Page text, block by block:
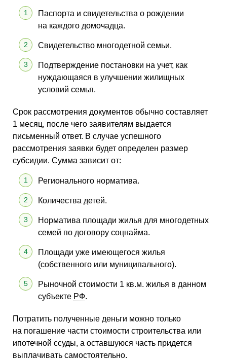
Паспорта и свидетельства о рождении
на каждого домочадца.
Свидетельство многодетной семьи.
Подтверждение постановки на учет, как
нуждающаяся в улучшении жилищных
условий семья.
Срок рассмотрения документов обычно составляет
1 месяц, после чего заявителям выдается
письменный ответ. В случае успешного
рассмотрения заявки будет определен размер
субсидии. Сумма зависит от:
Регионального норматива.
Количества детей.
Норматива площади жилья для многодетных
семей по договору соцнайма.
Площади уже имеющегося жилья
(собственного или муниципального).
Рыночной стоимости 1 кв.м. жилья в данном
субъекте РФ.
Потратить полученные деньги можно только
на погашение части стоимости строительства или
ипотечной ссуды, а оставшуюся часть придется
выплачивать самостоятельно.